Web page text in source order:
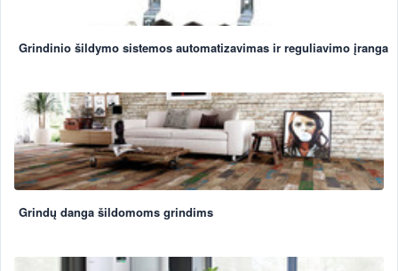
Grindinio šildymo sistemos automatizavimas ir reguliavimo įranga
Grindų danga šildomoms grindims